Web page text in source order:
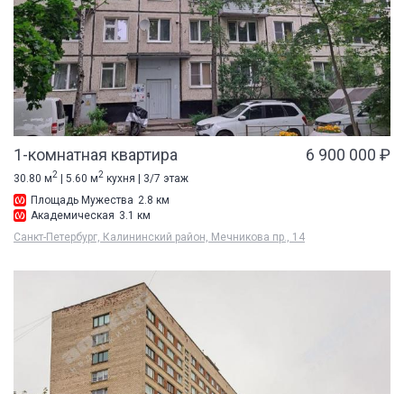
1-комнатная квартира 6 900 000 ₽
30.80 м2 | 5.60 м2 кухня | 3/7 этаж
Площадь Мужества 2.8 км
Академическая 3.1 км
Санкт-Петербург, Калининский район, Мечникова пр., 14